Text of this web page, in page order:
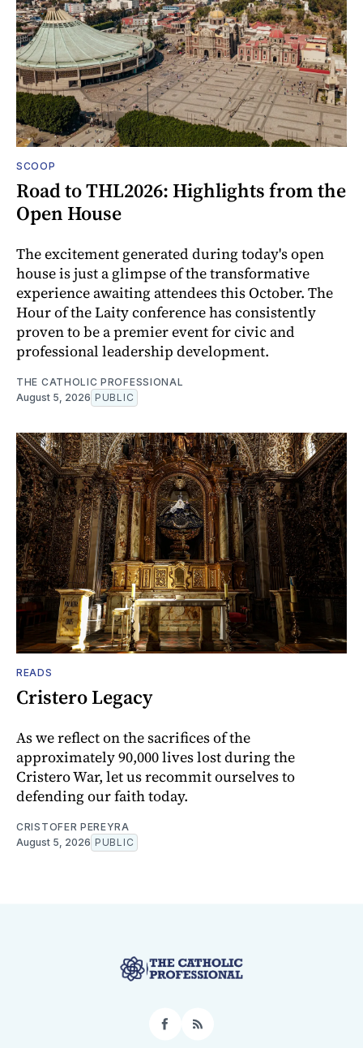
SCOOP
Road to THL2026: Highlights from the
Open House
The excitement generated during today's open
house is just a glimpse of the transformative
experience awaiting attendees this October. The
Hour of the Laity conference has consistently
proven to be a premier event for civic and
professional leadership development.
THE CATHOLIC PROFESSIONAL
August 5, 2026 PUBLIC
READS
Cristero Legacy
As we reflect on the sacrifices of the
approximately 90,000 lives lost during the
Cristero War, let us recommit ourselves to
defending our faith today.
CRISTOFER PEREYRA
August 5, 2026 PUBLIC
Facebook
RSS